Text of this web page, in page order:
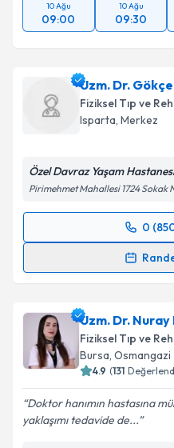
10 Ağu
09:00
10 Ağu
09:30
Uzm. Dr.
Fiziksel Tıp ve
Isparta, Merkez
Özel Davraz Yaşam Hastanesi
Pirimehmet Mahallesi 1724 Sokak
0
Randevu Takvimi
için bir takvim
bilgilendireceğiz.
E-posta Adresiniz
Uzm. Dr.
Fiziksel Tıp ve
Bursa, Osmangazi
4.9 (131
Doktor hanımın hastasına
yaklaşımı tedavide de...